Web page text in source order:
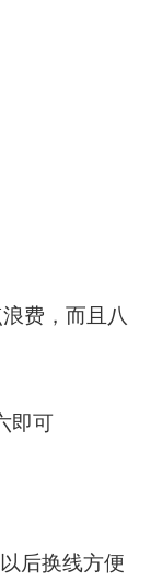
费，而且八
即可
后换线方便